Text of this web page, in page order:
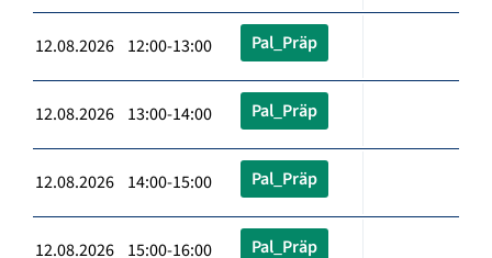
12.08.2026 12:00-13:00 Pal_Präp
12.08.2026 13:00-14:00 Pal_Präp
12.08.2026 14:00-15:00 Pal_Präp
12.08.2026 15:00-16:00 Pal_Präp